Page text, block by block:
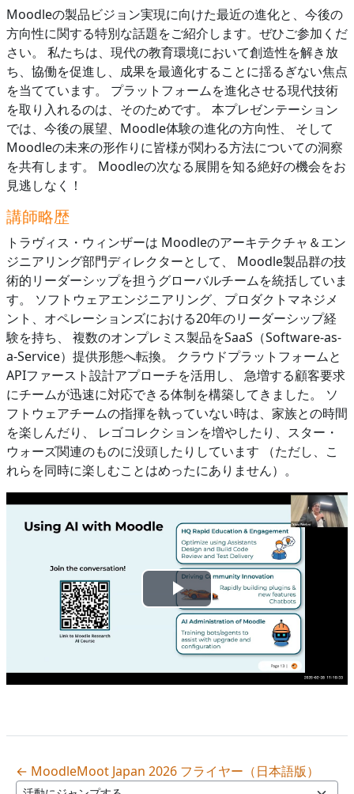
Moodleの製品ビジョン実現に向けた最近の進化と、今後の
方向性に関する特別な話題をご紹介します。ぜひご参加くだ
さい。 私たちは、現代の教育環境において創造性を解き放
ち、協働を促進し、成果を最適化することに揺るぎない焦点
を当てています。 プラットフォームを進化させる現代技術
を取り入れるのは、そのためです。 本プレゼンテーション
では、今後の展望、Moodle体験の進化の方向性、 そして
Moodleの未来の形作りに皆様が関わる方法についての洞察
を共有します。 Moodleの次なる展開を知る絶好の機会をお
見逃しなく！
講師略歴
トラヴィス・ウィンザーは Moodleのアーキテクチャ＆エン
ジニアリング部門ディレクターとして、 Moodle製品群の技
術的リーダーシップを担うグローバルチームを統括していま
す。 ソフトウェアエンジニアリング、プロダクトマネジメ
ント、オペレーションズにおける20年のリーダーシップ経
験を持ち、 複数のオンプレミス製品をSaaS（Software-as-
a-Service）提供形態へ転換。 クラウドプラットフォームと
APIファースト設計アプローチを活用し、 急増する顧客要求
にチームが迅速に対応できる体制を構築してきました。 ソ
フトウェアチームの指揮を執っていない時は、家族との時間
を楽しんだり、 レゴコレクションを増やしたり、スター・
ウォーズ関連のものに没頭したりしています （ただし、こ
れらを同時に楽しむことはめったにありません）。
ビ
デ
オ
生
← MoodleMoot Japan 2026 フライヤー（日本語版）